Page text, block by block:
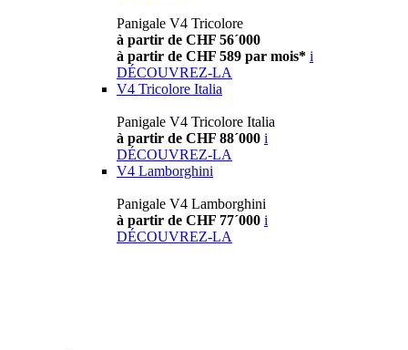
Panigale V4 Tricolore
à partir de CHF 56´000
à partir de CHF 589 par mois* i
DÉCOUVREZ-LA
V4 Tricolore Italia
Panigale V4 Tricolore Italia
à partir de CHF 88´000 i
DÉCOUVREZ-LA
V4 Lamborghini
Panigale V4 Lamborghini
à partir de CHF 77´000 i
DÉCOUVREZ-LA